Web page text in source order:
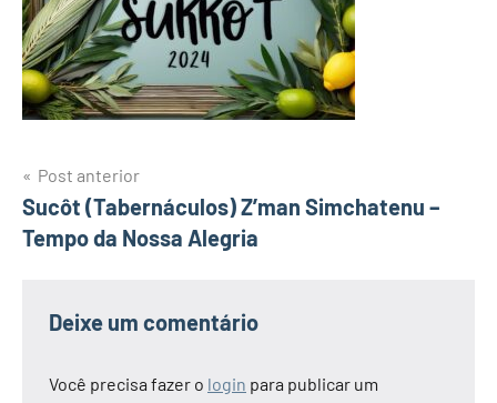
Navegação
de
Post anterior
Sucôt (Tabernáculos) Z’man Simchatenu –
Tempo da Nossa Alegria
Deixe um comentário
Você precisa fazer o login para publicar um